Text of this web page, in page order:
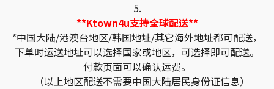
5.
**Ktown4u支持全球配送**
*中国大陆/港澳台地区/韩国地址/其它海外地址都可配送，
下单时运送地址可以选择国家或地区，可选择即可配送。
付款页面可以确认运费。
（以上地区配送不需要中国大陆居民身份证信息）